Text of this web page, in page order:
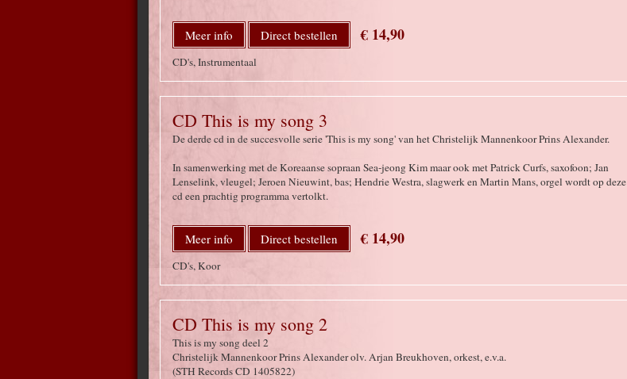
Meer info Direct bestellen € 14,90
CD's, Instrumentaal
CD This is my song 3
De derde cd in de succesvolle serie 'This is my song' van het Christelijk Mannenkoor Prins Alexander.
In samenwerking met de Koreaanse sopraan Sea-jeong Kim maar ook met Patrick Curfs, saxofoon; Jan
Lenselink, vleugel; Jeroen Nieuwint, bas; Hendrie Westra, slagwerk en Martin Mans, orgel wordt op deze
cd een prachtig programma vertolkt.
Meer info Direct bestellen € 14,90
CD's, Koor
CD This is my song 2
This is my song deel 2
Christelijk Mannenkoor Prins Alexander olv. Arjan Breukhoven, orkest, e.v.a.
(STH Records CD 1405822)